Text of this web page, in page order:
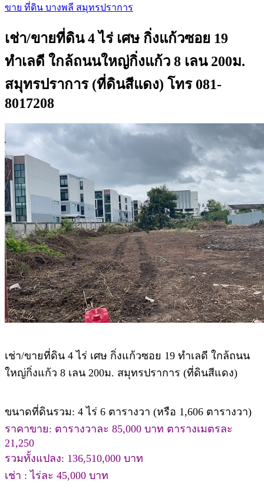
ขาย ที่ดิน บางพลี สมุทรปราการ
เช่า/ขายที่ดิน 4 ไร่ เศษ กิ่งแก้วซอย 19
ทำเลดี ใกล้ถนนใหญ่กิ่งแก้ว 8 เลน 200ม.
สมุทรปราการ (ที่ดินสีแดง) โทร 081-
8017208
เช่า/ขายที่ดิน 4 ไร่ เศษ กิ่งแก้วซอย 19 ทำเลดี ใกล้ถนน
ใหญ่กิ่งแก้ว 8 เลน 200ม. สมุทรปราการ (ที่ดินสีแดง)
ขนาดที่ดินรวม: 4 ไร่ 6 ตารางวา (หรือ 1,606 ตารางวา)
ราคาขาย: ตารางวาละ 85,000 บาท ตารางเมตรละ
21,250
รวมทั้งแปลง: 136,510,000 บาท
เช่า : ไร่ละ 45,000 บาท